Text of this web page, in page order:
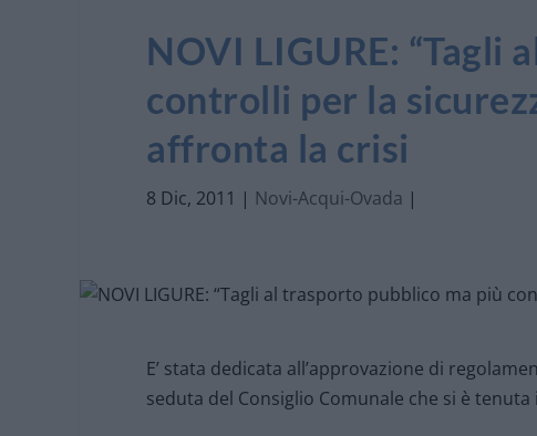
NOVI LIGURE: “Tagli
controlli per la
affronta la crisi
8 Dic, 2011 | Novi-Acqui-Ovada |
E’ stata dedicata all’approvazione di
seduta del Consiglio Comunale che si è